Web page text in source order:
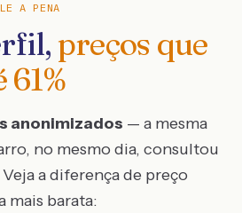
A PENA
preços que
61%
anonimizados — a mesma
no mesmo dia, consultou
a diferença de preço
mais barata: